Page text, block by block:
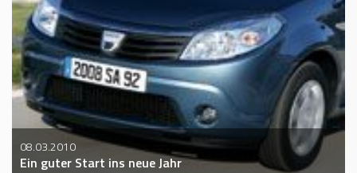
08.03.2010
Ein guter Start ins neue Jahr